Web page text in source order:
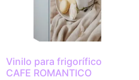
Vinilo para frigorífico
CAFE ROMANTICO